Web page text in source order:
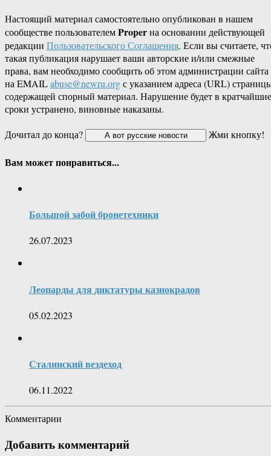
Настоящий материал самостоятельно опубликован в нашем
сообществе пользователемProperна основании действующей
редакции Пользовательского Соглашения. Если вы считаете,
такая публикация нарушает ваши авторские и/или смежные
права, вам необходимо сообщить об этом администрации сайта
на EMAILabuse@newru.orgс указанием адреса (URL)
содержащей спорный материал. Нарушение будет в кратчайшие
сроки устранено, виновные наказаны.
Дочитал до конца?
Жми кнопку!
Вам может понравиться...
Большой забой бронетехники
26.07.2023
Леопарды для диктатуры казнокрадов
05.02.2023
Сталинский вездеход
06.11.2022
Комментарии
Добавить комментарий